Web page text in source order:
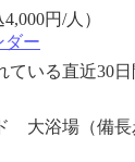
円/人）
ダー
いる直近30
大浴場（備長